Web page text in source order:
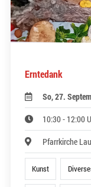
Erntedank
So, 27.
10:30 - 12:00
Pfarrkirche
Kunst